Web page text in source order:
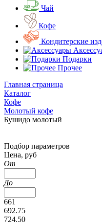
Чай
Кофе
Кондитерские
Подарки
Прочее
Главная страница
Каталог
Кофе
Молотый кофе
Бушидо молотый
Подбор параметров
Цена, руб
От
До
661
692.75
724.50